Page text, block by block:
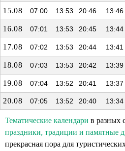
15.08 07:00 13:53 20:46 13:46
16.08 07:01 13:53 20:45 13:44
17.08 07:02 13:53 20:44 13:41
18.08 07:03 13:53 20:42 13:39
19.08 07:04 13:52 20:41 13:37
20.08 07:05 13:52 20:40 13:34
Тематические календари в разных
праздники, традиции и памятные
прекрасная пора для